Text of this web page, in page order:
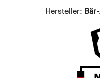
Hersteller: